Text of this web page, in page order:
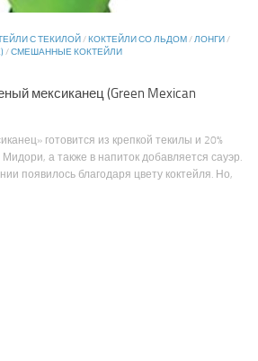
С ТЕКИЛОЙ/КОКТЕЙЛИ СО ЛЬДОМ/ЛОНГИ/
/СМЕШАННЫЕ КОКТЕЙЛИ
мексиканец (Green Mexican
готовится из крепкой текилы и 20%
а также в напиток добавляется сауэр.
появилось благодаря цвету коктейля. Но,